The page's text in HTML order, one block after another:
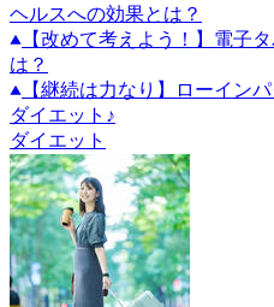
ヘルスへの効果とは？
【改めて考えよう！】電子
は？
【継続は力なり】ローイン
ダイエット♪
ダイエット